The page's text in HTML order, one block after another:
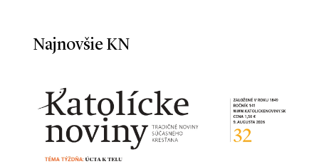
Najnovšie KN